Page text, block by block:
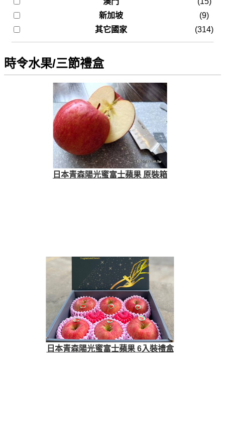
新加坡
(9)
其它國家
(314)
時令水果/三節禮盒
日本青森陽光蜜富士蘋果 原裝箱
日本青森陽光蜜富士蘋果 6入裝禮盒